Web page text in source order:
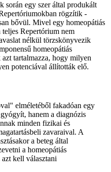
során egy szer által produkált
rögzítik -
bővül. Mivel egy homeopátiás
teljes Repertórium nem
nélkül törzskönyvezik
homeopátiás
tartalmazza, hogy milyen
potenciával állították elő.
elméletéből fakadóan egy
hanem a diagnózis
minden fizikai és
zavaraival. A
a beteg által
a homeopátiás
kell választani